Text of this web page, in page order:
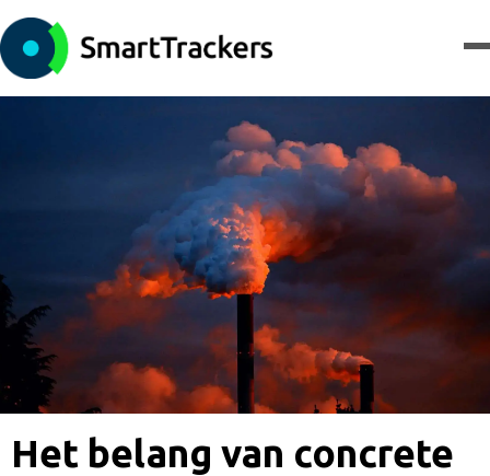
Het belang van concrete